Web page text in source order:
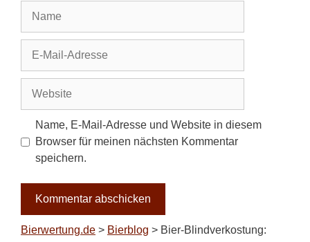
Adresse
Name, E-Mail-Adresse und Website in diesem
Browser für meinen nächsten Kommentar
speichern.
Bierwertung.de > Bierblog > Bier-Blindverkostung: